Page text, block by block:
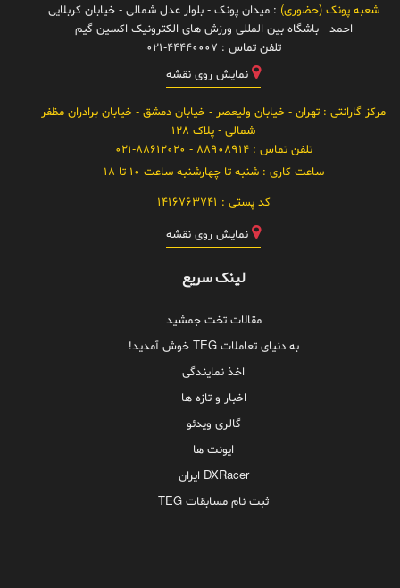
شعبه پونک (حضوری) : میدان پونک - بلوار عدل شمالی - خیابان کربلایی
احمد - باشگاه بین المللی ورزش های الکترونیک اکسین گیم
تلفن تماس : 021-44440007
نمایش روی نقشه
مرکز گارانتی : تهران - خیابان ولیعصر - خیابان دمشق - خیابان برادران مظفر
شمالی - پلاک 128
تلفن تماس :88908914 - 021-88612020
ساعت کاری :شنبه تا چهارشنبه ساعت 10 تا 18
کد پستی : 1416763741
نمایش روی نقشه
لینک سریع
مقالات تخت جمشید
به دنیای تعاملات TEG خوش آمدید!
اخذ نمایندگی
اخبار و تازه ها
گالری ویدئو
ایونت ها
DXRacer ایران
ثبت نام مسابقات TEG